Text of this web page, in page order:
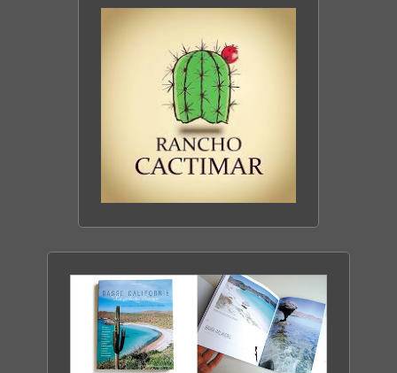
LA BASSE CALIFORNIE
DÉCOUVRIR LE SITE
CACTIMAR ECO-RANCH
ENTRE MER & DÉSERT
DÉCOUVRIR LE RANCH